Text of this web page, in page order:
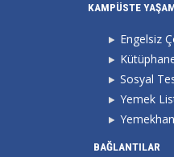
KAMPÜSTE
Engelsiz
Sosyal
Yemek
BAĞLANTILAR